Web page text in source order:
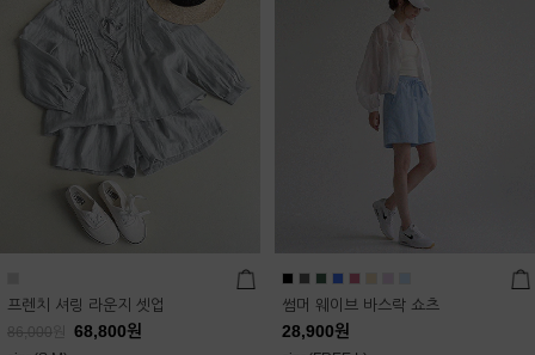
프렌치 셔링 라운지 셋업
86,000 68,800원
썸머 웨이브 바스락 쇼츠
28,900원